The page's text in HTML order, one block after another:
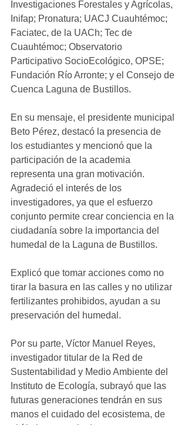
Investigaciones Forestales y Agrícolas,
Inifap; Pronatura; UACJ Cuauhtémoc;
Faciatec, de la UACh; Tec de
Cuauhtémoc; Observatorio
Participativo SocioEcológico, OPSE;
Fundación Río Arronte; y el Consejo de
Cuenca Laguna de Bustillos.
En su mensaje, el presidente municipal
Beto Pérez, destacó la presencia de
los estudiantes y mencionó que la
participación de la academia
representa una gran motivación.
Agradeció el interés de los
investigadores, ya que el esfuerzo
conjunto permite crear conciencia en la
ciudadanía sobre la importancia del
humedal de la Laguna de Bustillos.
Explicó que tomar acciones como no
tirar la basura en las calles y no utilizar
fertilizantes prohibidos, ayudan a su
preservación del humedal.
Por su parte, Víctor Manuel Reyes,
investigador titular de la Red de
Sustentabilidad y Medio Ambiente del
Instituto de Ecología, subrayó que las
futuras generaciones tendrán en sus
manos el cuidado del ecosistema, de